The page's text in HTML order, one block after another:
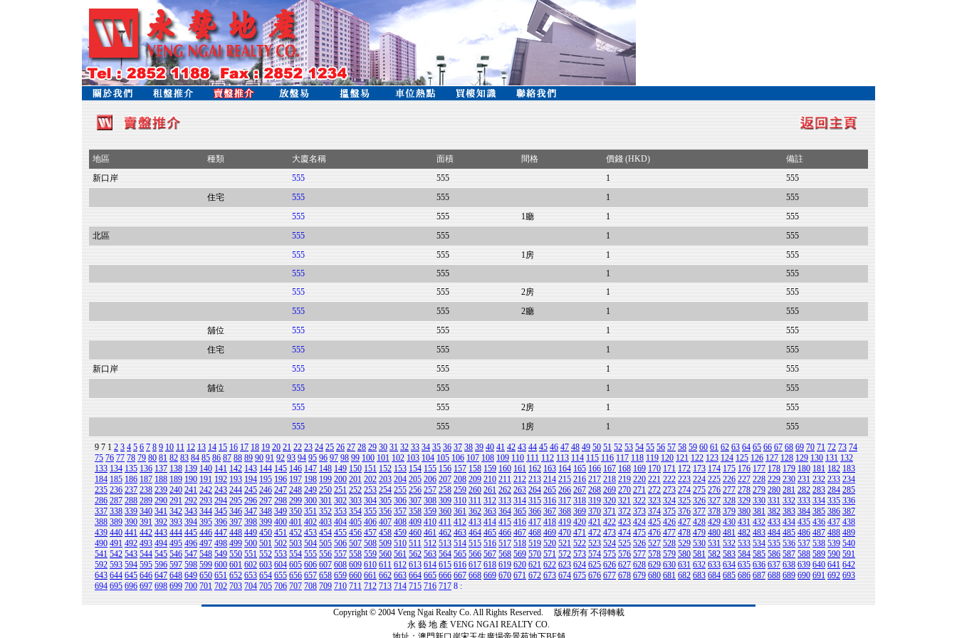
地區 種類 大廈名稱 面積 間格 價錢 (HKD)
備註
新口岸
555 555 1
555
住宅
555 555 1
555
555
555 1廳 1
555
北區
555 555 1
555
555
555 1房 1
555
555
555 1
555
555
555 2房 1
555
555
555 2廳 1
555
舖位
555 555 1
555
住宅
555 555 1
555
新口岸
555 555 1
555
舖位
555 555 1
555
555
555 2房 1
555
555
555 1房 1 555
9 712 3 4 5 6 7 8 9 10 11 12 13 14 15 16 17 18 19 20 21 22 23 24 25 26 27 28 29 30 31 32 33 34 35 36 37 38 39 40 41 42 43 44 45 46 47 48 49 50 51 52 53 54 55 56 57 58 59 60 61 62 63 64 65 66 67 68 69 70 71 72 73 74
75 76 77 78 79 80 81 82 83 84 85 86 87 88 89 90 91 92 93 94 95 96 97 98 99 100 101 102 103 104 105 106 107 108 109 110 111 112 113 114 115 116 117 118 119 120 121 122 123 124 125 126 127 128 129 130 131 132
133 134 135 136 137 138 139 140 141 142 143 144 145 146 147 148 149 150 151 152 153 154 155 156 157 158 159 160 161 162 163 164 165 166 167 168 169 170 171 172 173 174 175 176 177 178 179 180 181 182 183
184 185 186 187 188 189 190 191 192 193 194 195 196 197 198 199 200 201 202 203 204 205 206 207 208 209 210 211 212 213 214 215 216 217 218 219 220 221 222 223 224 225 226 227 228 229 230 231 232 233 234
235 236 237 238 239 240 241 242 243 244 245 246 247 248 249 250 251 252 253 254 255 256 257 258 259 260 261 262 263 264 265 266 267 268 269 270 271 272 273 274 275 276 277 278 279 280 281 282 283 284 285
286 287 288 289 290 291 292 293 294 295 296 297 298 299 300 301 302 303 304 305 306 307 308 309 310 311 312 313 314 315 316 317 318 319 320 321 322 323 324 325 326 327 328 329 330 331 332 333 334 335 336
337 338 339 340 341 342 343 344 345 346 347 348 349 350 351 352 353 354 355 356 357 358 359 360 361 362 363 364 365 366 367 368 369 370 371 372 373 374 375 376 377 378 379 380 381 382 383 384 385 386 387
388 389 390 391 392 393 394 395 396 397 398 399 400 401 402 403 404 405 406 407 408 409 410 411 412 413 414 415 416 417 418 419 420 421 422 423 424 425 426 427 428 429 430 431 432 433 434 435 436 437 438
439 440 441 442 443 444 445 446 447 448 449 450 451 452 453 454 455 456 457 458 459 460 461 462 463 464 465 466 467 468 469 470 471 472 473 474 475 476 477 478 479 480 481 482 483 484 485 486 487 488 489
490 491 492 493 494 495 496 497 498 499 500 501 502 503 504 505 506 507 508 509 510 511 512 513 514 515 516 517 518 519 520 521 522 523 524 525 526 527 528 529 530 531 532 533 534 535 536 537 538 539 540
541 542 543 544 545 546 547 548 549 550 551 552 553 554 555 556 557 558 559 560 561 562 563 564 565 566 567 568 569 570 571 572 573 574 575 576 577 578 579 580 581 582 583 584 585 586 587 588 589 590 591
592 593 594 595 596 597 598 599 600 601 602 603 604 605 606 607 608 609 610 611 612 613 614 615 616 617 618 619 620 621 622 623 624 625 626 627 628 629 630 631 632 633 634 635 636 637 638 639 640 641 642
643 644 645 646 647 648 649 650 651 652 653 654 655 656 657 658 659 660 661 662 663 664 665 666 667 668 669 670 671 672 673 674 675 676 677 678 679 680 681 682 683 684 685 686 687 688 689 690 691 692 693
694 695 696 697 698 699 700 701 702 703 704 705 706 707 708 709 710 711 712 713 714 715 716 717 8 :
Copyright © 2004 Veng Ngai Realty Co. All Rights Reserved. 版權所有 不得轉載
永 藝 地 產 VENG NGAI REALTY CO.